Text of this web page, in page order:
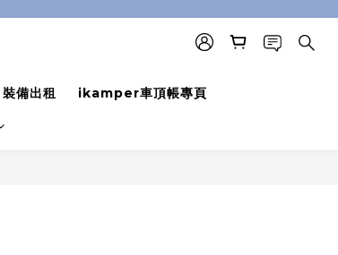
裝備出租 ikamper車頂帳專頁